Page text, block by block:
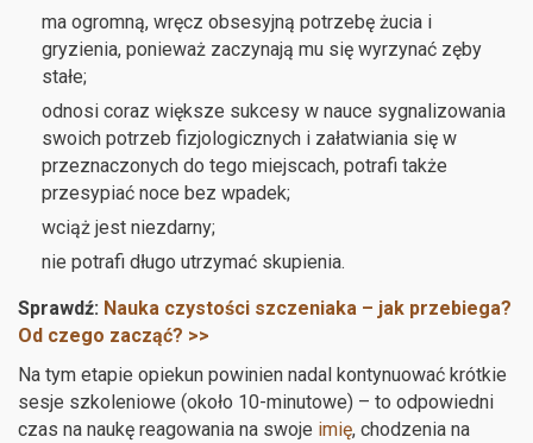
ma ogromną, wręcz obsesyjną potrzebę żucia i
gryzienia, ponieważ zaczynają mu się wyrzynać zęby
stałe;
odnosi coraz większe sukcesy w nauce sygnalizowania
swoich potrzeb fizjologicznych i załatwiania się w
przeznaczonych do tego miejscach, potrafi także
przesypiać noce bez wpadek;
wciąż jest niezdarny;
nie potrafi długo utrzymać skupienia.
Sprawdź: Nauka czystości szczeniaka – jak przebiega?
Od czego zacząć? >>
Na tym etapie opiekun powinien nadal kontynuować krótkie
sesje szkoleniowe (około 10-minutowe) – to odpowiedni
czas na naukę reagowania na swoje imię, chodzenia na